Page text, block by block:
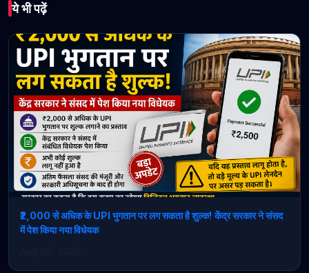
सिरमौर मे प्रतिबंधित 7440
कैप्सूल के साथ तीसरा आरोपी
गिरफ्तार
April 30, 2026 • 1 min read
ये भी पढ़ें
₹2,000 से अधिक के UPI भुगतान पर लग सकता है शुल्क! केंद्र सरकार ने संसद
में पेश किया नया विधेयक